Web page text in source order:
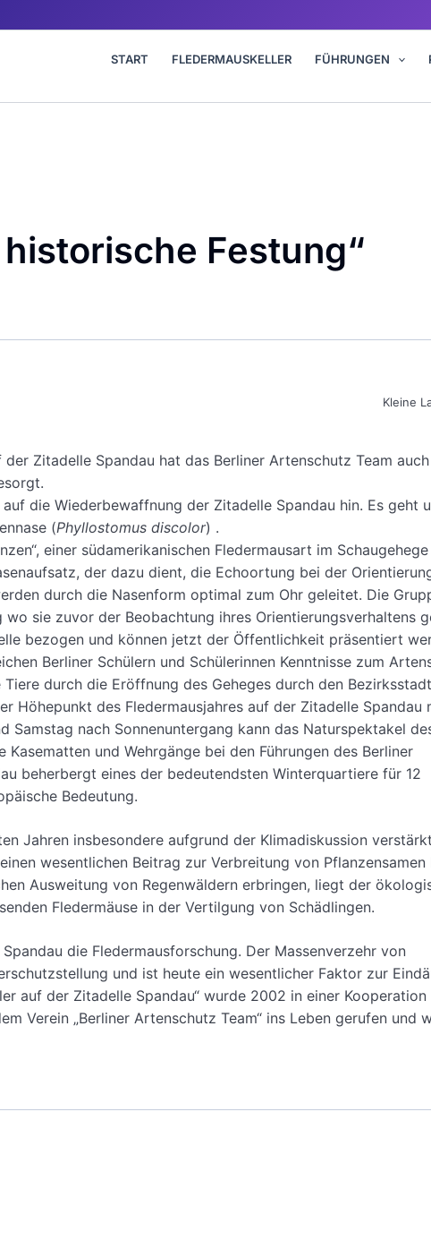
START FLEDERMAUSKELLER FÜHRUNGEN
Festung“
Kleine
Zitadelle Spandau hat das Berliner Artenschutz Team
die Wiederbewaffnung der Zitadelle Spandau hin. Es geht
(Phyllostomus discolor) .
einer südamerikanischen Fledermausart im
der dazu dient, die Echoortung bei der
durch die Nasenform optimal zum Ohr geleitet. Die
sie zuvor der Beobachtung ihres Orientierungsverhaltens
bezogen und können jetzt der Öffentlichkeit präsentiert
Berliner Schülern und Schülerinnen Kenntnisse zum
durch die Eröffnung des Geheges durch den
Höhepunkt des Fledermausjahres auf der Zitadelle Spandau
Samstag nach Sonnenuntergang kann das Naturspektakel
und Wehrgänge bei den Führungen des Berliner
beherbergt eines der bedeutendsten Winterquartiere für 12
Bedeutung.
Jahren insbesondere aufgrund der Klimadiskussion
wesentlichen Beitrag zur Verbreitung von Pflanzensamen
Ausweitung von Regenwäldern erbringen, liegt der
Fledermäuse in der Vertilgung von Schädlingen.
die Fledermausforschung. Der Massenverzehr von
und ist heute ein wesentlicher Faktor zur
auf der Zitadelle Spandau“ wurde 2002 in einer
Verein „Berliner Artenschutz Team“ ins Leben gerufen und